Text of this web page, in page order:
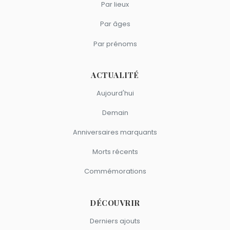
Par lieux
Par âges
Par prénoms
ACTUALITÉ
Aujourd'hui
Demain
Anniversaires marquants
Morts récents
Commémorations
DÉCOUVRIR
Derniers ajouts